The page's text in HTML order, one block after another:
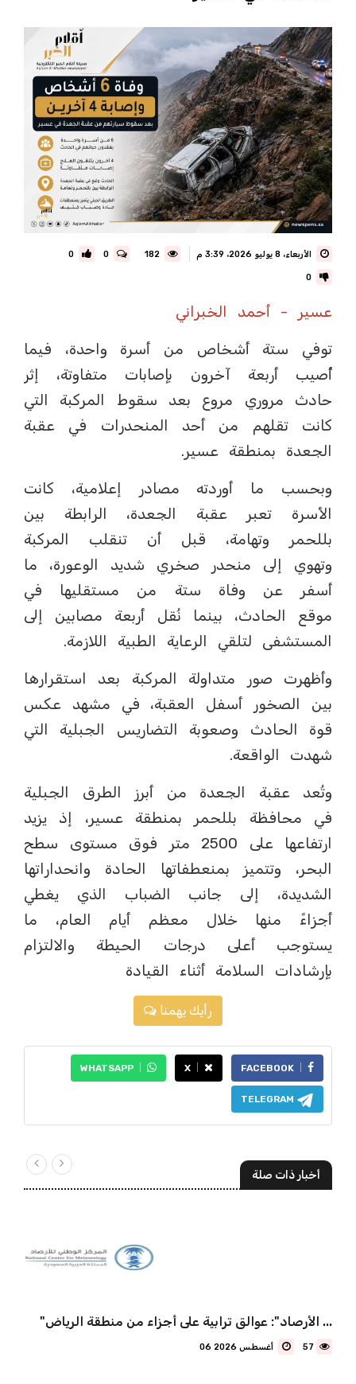
الأربعاء، 8 يوليو 2026، 3:39 م 0
0
0
عسير - أحمد الخبراني
توفي ستة أشخاص من أسرة واحدة، فيما
أُصيب أربعة آخرون بإصابات متفاوتة، إثر
حادث مروري مروع بعد سقوط المركبة التي
كانت تقلهم من أحد المنحدرات في عقبة
الجعدة بمنطقة عسير.
وبحسب ما أوردته مصادر إعلامية، كانت
الأسرة تعبر عقبة الجعدة، الرابطة بين
بللحمر وتهامة، قبل أن تنقلب المركبة
وتهوي إلى منحدر صخري شديد الوعورة، ما
أسفر عن وفاة ستة من مستقليها في
موقع الحادث، بينما نُقل أربعة مصابين إلى
المستشفى لتلقي الرعاية الطبية اللازمة.
وأظهرت صور متداولة المركبة بعد استقرارها
بين الصخور أسفل العقبة، في مشهد عكس
قوة الحادث وصعوبة التضاريس الجبلية التي
شهدت الواقعة.
وتُعد عقبة الجعدة من أبرز الطرق الجبلية
في محافظة بللحمر بمنطقة عسير، إذ يزيد
ارتفاعها على 2500 متر فوق مستوى سطح
البحر، وتتميز بمنعطفاتها الحادة وانحداراتها
الشديدة، إلى جانب الضباب الذي يغطي
أجزاءً منها خلال معظم أيام العام، ما
يستوجب أعلى درجات الحيطة والالتزام
بإرشادات السلامة أثناء القيادة
رأيك يهمنا
FACEBOOK
X
WHATSAPP
TELEGRAM
أخبار ذات صلة
"الأرصاد": عوالق ترابية على أجزاء من منطقة الرياض ...
57